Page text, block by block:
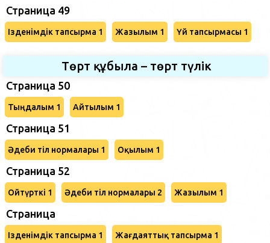
Страница 49
Ізденімдік тапсырма 1 Жазылым 1 Үй тапсырмасы 1
Төрт құбыла – төрт түлік
Страница 50
Тыңдалым 1 Айтылым 1
Страница 51
Әдеби тіл нормалары 1 Оқылым 1
Страница 52
Ойтүрткі 1 Әдеби тіл нормалары 2 Жазылым 1
Страница
Ізденімдік тапсырма 1 Жағдаяттық тапсырма 1